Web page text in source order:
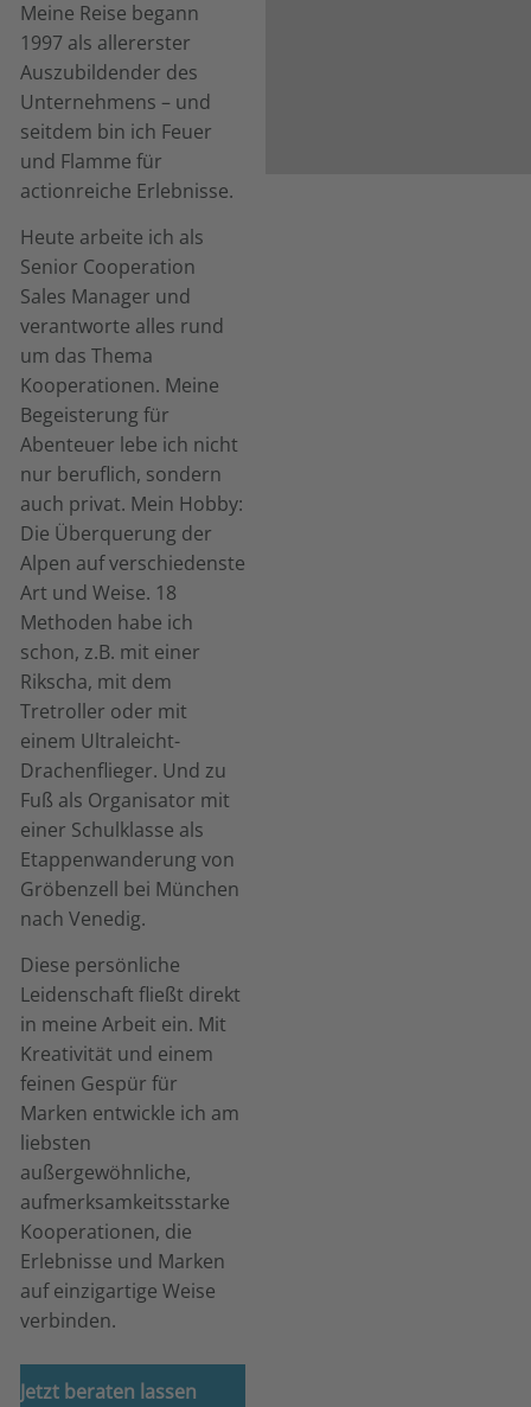
Meine Reise begann
1997 als allererster
Auszubildender des
Unternehmens – und
seitdem bin ich Feuer
und Flamme für
actionreiche Erlebnisse.
Heute arbeite ich als
Senior Cooperation
Sales Manager und
verantworte alles rund
um das Thema
Kooperationen. Meine
Begeisterung für
Abenteuer lebe ich nicht
nur beruflich, sondern
auch privat. Mein Hobby:
Die Überquerung der
Alpen auf verschiedenste
Art und Weise. 18
Methoden habe ich
schon, z.B. mit einer
Rikscha, mit dem
Tretroller oder mit
einem Ultraleicht-
Drachenflieger. Und zu
Fuß als Organisator mit
einer Schulklasse als
Etappenwanderung von
Gröbenzell bei München
nach Venedig.
Diese persönliche
Leidenschaft fließt direkt
in meine Arbeit ein. Mit
Kreativität und einem
feinen Gespür für
Marken entwickle ich am
liebsten
außergewöhnliche,
aufmerksamkeitsstarke
Kooperationen, die
Erlebnisse und Marken
auf einzigartige Weise
verbinden.
Jetzt beraten lassen